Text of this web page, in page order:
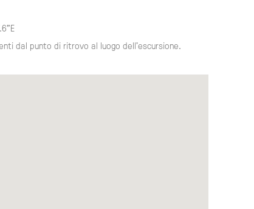
dal punto di ritrovo al luogo dell'escursione.